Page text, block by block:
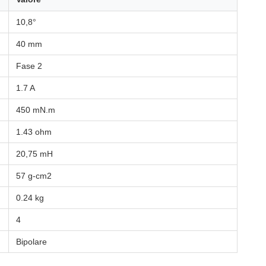
10,8°
40 mm
Fase 2
1.7 A
450 mN.m
1.43 ohm
20,75 mH
57 g-cm2
0.24 kg
4
Bipolare